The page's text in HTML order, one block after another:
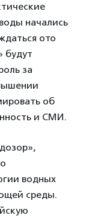
начались
ото
будут
за
об
и СМИ.
водных
среды.